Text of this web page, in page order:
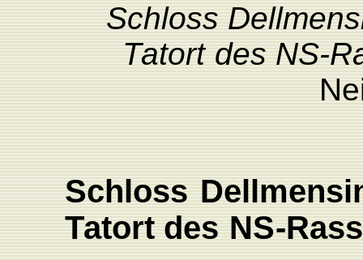
Schloss
Tatort des NS-R
Schloss
Tatort des NS-